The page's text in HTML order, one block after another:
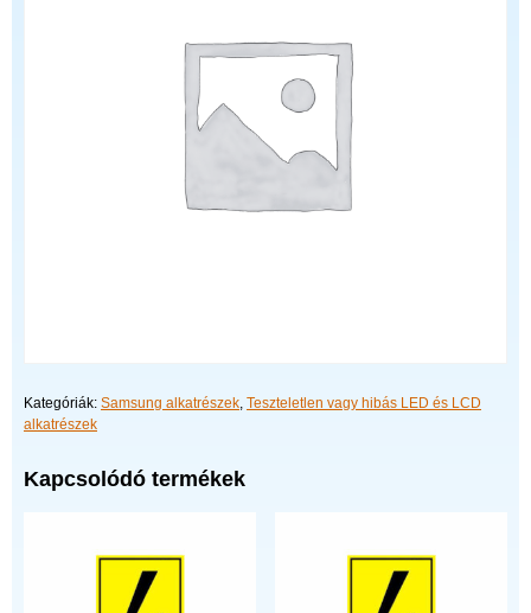
Kategóriák: Samsung alkatrészek Teszteletlen vagy hibás LED és LCD
alkatrészek
Kapcsolódó termékek